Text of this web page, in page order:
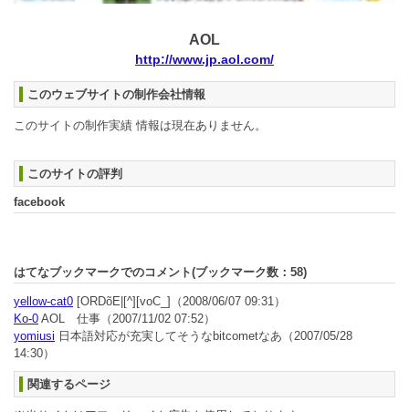
AOL
http://www.jp.aol.com/
このウェブサイトの制作会社情報
このサイトの制作実績 情報は現在ありません。
このサイトの評判
facebook
はてなブックマークでのコメント(ブックマーク数： 58)
yellow-cat0 [ORDõE|[^][voC_]
（2008/06/07 09:31）
Ko-0 AOL 仕事 （2007/11/02 07:52）
yomiusi 日本語対応が充実してそうなbitcometなあ （2007/05/28
14:30）
関連するページ